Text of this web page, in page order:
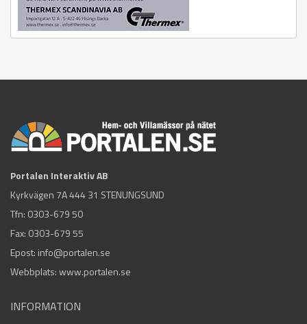
Portalen Interaktiv AB
Kyrkvägen 7A 444 31 STENUNGSUND
Tfn: 0303-679 50
Fax: 0303-679 55
Epost: info@portalen.se
Webbplats: www.portalen.se
INFORMATION